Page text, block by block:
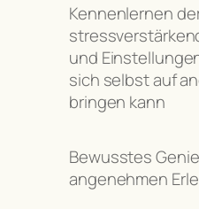
Kennenlernen
und
sich selbst auf
bringen kann
Bewusstes
angenehmen